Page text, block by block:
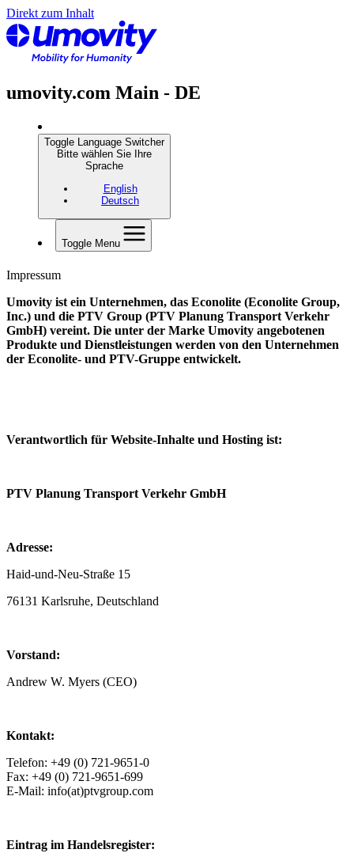
Direkt zum Inhalt
umovity.com Main - DE
Toggle Language Switcher
Bitte wählen Sie Ihre
Sprache
English
Deutsch
Toggle Menu
Impressum
Umovity ist ein Unternehmen, das Econolite (Econolite Group,
Inc.) und die PTV Group (PTV Planung Transport Verkehr
GmbH) vereint. Die unter der Marke Umovity angebotenen
Produkte und Dienstleistungen werden von den Unternehmen
der Econolite- und PTV-Gruppe entwickelt.
Verantwortlich für Website-Inhalte und Hosting ist:
PTV Planung Transport Verkehr GmbH
Adresse:
Haid-und-Neu-Straße 15
76131 Karlsruhe, Deutschland
Vorstand:
Andrew W. Myers (CEO)
Kontakt:
Telefon: +49 (0) 721-9651-0
Fax: +49 (0) 721-9651-699
E-Mail: info(at)ptvgroup.com
Eintrag im Handelsregister: